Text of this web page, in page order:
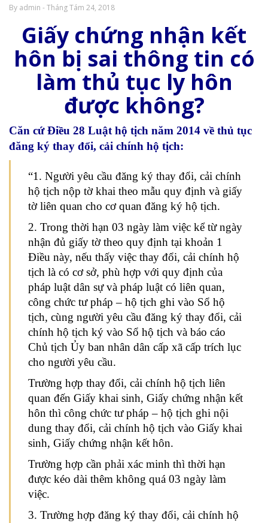
By admin - Tháng Tám 24, 2018
Giấy chứng nhận kết
hôn bị sai thông tin có
làm thủ tục ly hôn
được không?
Căn cứ Điều 28 Luật hộ tịch năm 2014 về thủ tục
đăng ký thay đổi, cải chính hộ tịch:
“1. Người yêu cầu đăng ký thay đổi, cải chính
hộ tịch nộp tờ khai theo mẫu quy định và giấy
tờ liên quan cho cơ quan đăng ký hộ tịch.
2. Trong thời hạn 03 ngày làm việc kể từ ngày
nhận đủ giấy tờ theo quy định tại khoản 1
Điều này, nếu thấy việc thay đổi, cải chính hộ
tịch là có cơ sở, phù hợp với quy định của
pháp luật dân sự và pháp luật có liên quan,
công chức tư pháp – hộ tịch ghi vào Sổ hộ
tịch, cùng người yêu cầu đăng ký thay đổi, cải
chính hộ tịch ký vào Sổ hộ tịch và báo cáo
Chủ tịch Ủy ban nhân dân cấp xã cấp trích lục
cho người yêu cầu.
Trường hợp thay đổi, cải chính hộ tịch liên
quan đến Giấy khai sinh, Giấy chứng nhận kết
hôn thì công chức tư pháp – hộ tịch ghi nội
dung thay đổi, cải chính hộ tịch vào Giấy khai
sinh, Giấy chứng nhận kết hôn.
Trường hợp cần phải xác minh thì thời hạn
được kéo dài thêm không quá 03 ngày làm
việc.
3. Trường hợp đăng ký thay đổi, cải chính hộ